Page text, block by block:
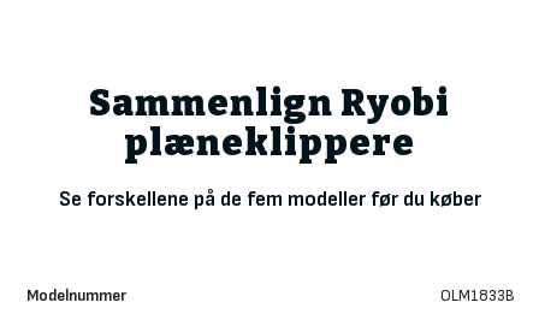
Sammenlign Ryobi
plæneklippere
Se forskellene på de fem modeller før du køber
OLM1833B